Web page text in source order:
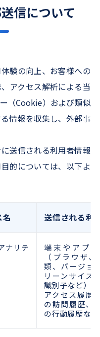
信について
験の向上、お客様への
アクセス解析による当
（Cookie）および類似
情報を収集し、外部事
送信される利用者情報
的については、以下よ
名 送信される利
ナリテ
端末やアプ
（ブラウザ
類、バージョ
リーンサイズ
識別子など）、
アクセス履歴
の訪問履歴、
の行動履歴な